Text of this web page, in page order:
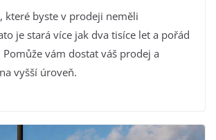
které byste v prodeji neměli
je stará více jak dva tisíce let a pořád
vám dostat váš prodej a
vyšší úroveň.